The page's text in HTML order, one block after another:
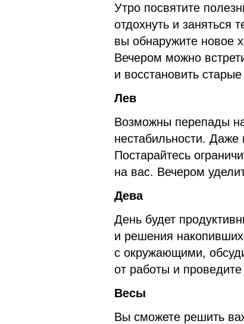
Утро посвятите
отдохнуть и заняться
вы обнаружите новое
Вечером можно
и восстановить старые
Лев
Возможны перепады
нестабильности. Даже
Постарайтесь
на вас. Вечером
Дева
День будет
и решения
с окружающими,
от работы и
Весы
Вы сможете решить